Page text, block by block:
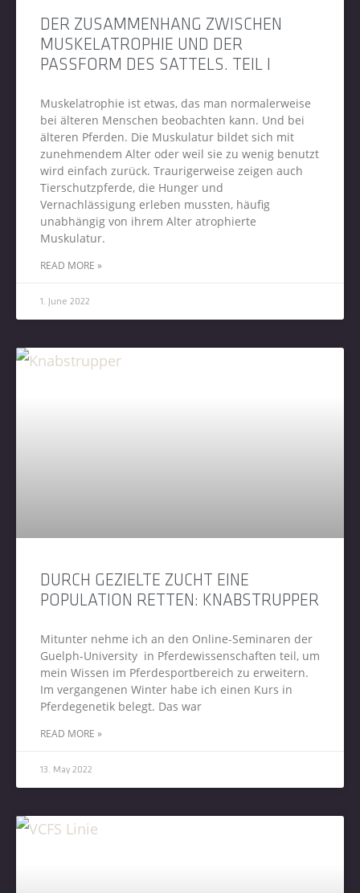
DER ZUSAMMENHANG ZWISCHEN
MUSKELATROPHIE UND DER
PASSFORM DES SATTELS. TEIL I
Muskelatrophie ist etwas, das man normalerweise
bei älteren Menschen beobachten kann. Und bei
älteren Pferden. Die Muskulatur bildet sich mit
zunehmendem Alter oder weil sie zu wenig benutzt
wird einfach zurück. Traurigerweise zeigen auch
Tierschutzpferde, die Hunger und
Vernachlässigung erleben mussten, häufig
unabhängig von ihrem Alter atrophierte
Muskulatur.
READ MORE »
1. June 2022
DURCH GEZIELTE ZUCHT EINE
POPULATION RETTEN: KNABSTRUPPER
Mitunter nehme ich an den Online-Seminaren der
Guelph-University in Pferdewissenschaften teil, um
mein Wissen im Pferdesportbereich zu erweitern.
Im vergangenen Winter habe ich einen Kurs in
Pferdegenetik belegt. Das war
READ MORE »
13. May 2022